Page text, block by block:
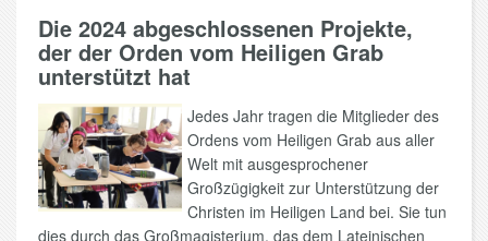
Die 2024 abgeschlossenen Projekte,
der der Orden vom Heiligen Grab
unterstützt hat
Jedes Jahr tragen die Mitglieder des
Ordens vom Heiligen Grab aus aller
Welt mit ausgesprochener
Großzügigkeit zur Unterstützung der
Christen im Heiligen Land bei. Sie tun
dies durch das Großmagisterium, das dem Lateinischen